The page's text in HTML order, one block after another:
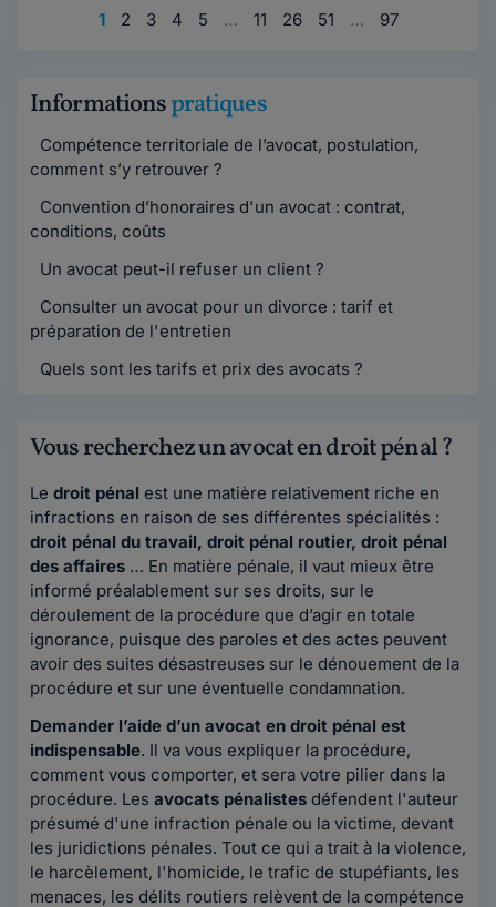
1 2 3 4 5 … 11 26 51 … 97
Informationspratiques
Compétence territoriale de l’avocat, postulation,
comment s’y retrouver ?
Convention d’honoraires d'un avocat : contrat,
conditions, coûts
Un avocat peut-il refuser un client ?
Consulter un avocat pour un divorce : tarif et
préparation de l'entretien
Quels sont les tarifs et prix des avocats ?
Vous recherchez un avocat en droit pénal ?
Le droit pénal est une matière relativement riche en
infractions en raison de ses différentes spécialités :
droit pénal du travail, droit pénal routier, droit pénal
des affaires … En matière pénale, il vaut mieux être
informé préalablement sur ses droits, sur le
déroulement de la procédure que d’agir en totale
ignorance, puisque des paroles et des actes peuvent
avoir des suites désastreuses sur le dénouement de la
procédure et sur une éventuelle condamnation.
Demander l’aide d’un avocat en droit pénal est
indispensable. Il va vous expliquer la procédure,
comment vous comporter, et sera votre pilier dans la
procédure. Les avocats pénalistes défendent l'auteur
présumé d'une infraction pénale ou la victime, devant
les juridictions pénales. Tout ce qui a trait à la violence,
le harcèlement, l'homicide, le trafic de stupéfiants, les
menaces, les délits routiers relèvent de la compétence